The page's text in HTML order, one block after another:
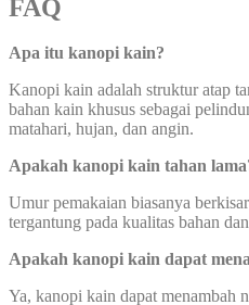
FAQ
Apa itu kanopi kain?
Kanopi kain adalah struktur atap
bahan kain khusus sebagai
matahari, hujan, dan angin.
Apakah kanopi kain tahan
Umur pemakaian biasanya
tergantung pada kualitas bahan
Apakah kanopi kain dapat
Ya, kanopi kain dapat menambah